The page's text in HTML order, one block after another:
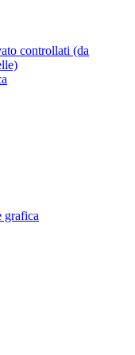
controllati (da
grafica